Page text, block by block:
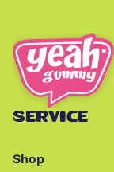
SERVICE
Shop